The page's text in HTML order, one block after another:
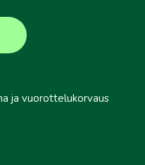
ja vuorottelukorvaus